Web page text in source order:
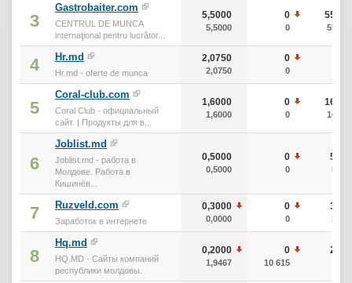
3
Gastrobaiter.com
CENTRUL DE MUNCA
internaţional pentru lucrător...
5,5000
5,5000
0
0
550
550
4 Hr.md
Hr.md - oferte de munca
2,0750
2,0750
0
0
5
Coral-club.com
Coral Club - официальный
сайт. | Продукты для в...
1,6000
1,6000
0
0
160
160
6
Joblist.md
Joblist.md - работа в
Молдове. Работа в
Кишинёв...
0,5000
0,5000
0
0
50
50
7 Ruzveld.com
Заработок в интернете
0,3000
0,0000
0
0
30
30
8
Hq.md
HQ.MD - Сайты компаний
республики молдовы.
0,2000
1,9467
0
10 615
20